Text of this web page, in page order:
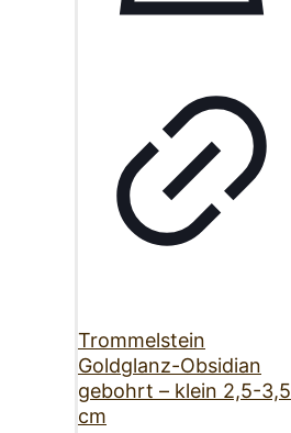
Trommelstein
Goldglanz-Obsidian
gebohrt – klein 2,5-3,5
cm